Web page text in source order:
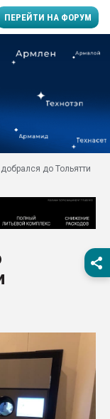
ПЕРЕЙТИ НА ФОРУМ
заводу пластмасс"
Помощь в подборе
Вакуум-формовочные
Подмосковье, Москва
первый план в
ПЕРЕЙТИ НА
до Тольятти